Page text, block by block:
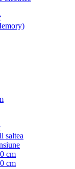
saltea
cm
cm